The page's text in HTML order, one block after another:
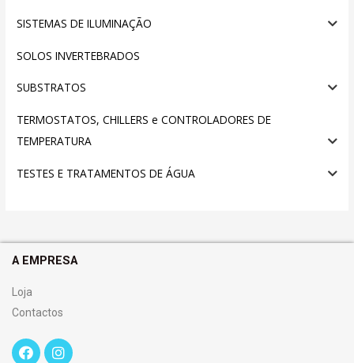
SISTEMAS DE ILUMINAÇÃO
SOLOS INVERTEBRADOS
SUBSTRATOS
TERMOSTATOS, CHILLERS e CONTROLADORES DE
TEMPERATURA
TESTES E TRATAMENTOS DE ÁGUA
A EMPRESA
Loja
Contactos